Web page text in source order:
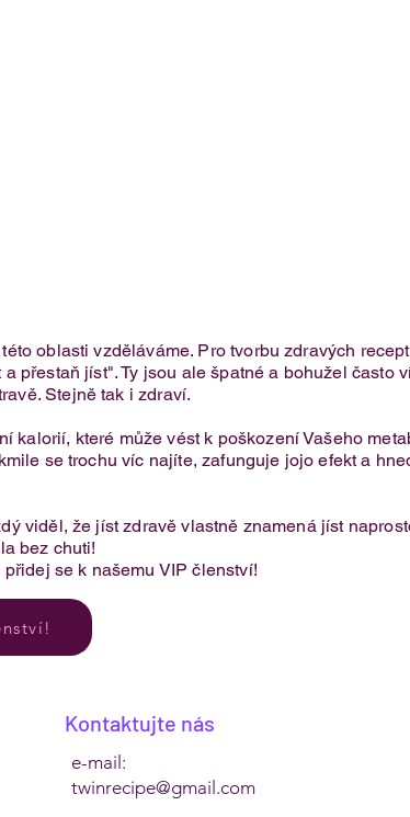
oblasti vzděláváme. Pro tvorbu zdravých
přestaň jíst". Ty jsou ale špatné a bohužel často
Stejně tak i zdraví.
kalorií, které může vést k poškození Vašeho
se trochu víc najíte, zafunguje jojo efekt a
viděl, že jíst zdravě vlastně znamená jíst
bez chuti!​
se k našemu VIP členství!
Kontaktujte nás
e-mail:
twinrecipe@gmail.com